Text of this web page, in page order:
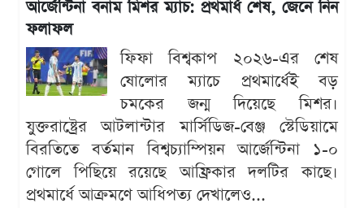
আর্জেন্টিনা বনাম মিশর ম্যাচ: প্রথমার্ধ শেষ, জেনে নিন
ফলাফল
ফিফা বিশ্বকাপ ২০২৬-এর শেষ
ষোলোর ম্যাচে প্রথমার্ধেই বড়
চমকের জন্ম দিয়েছে মিশর।
যুক্তরাষ্ট্রের আটলান্টার মার্সিডিজ-বেঞ্জ স্টেডিয়ামে
বিরতিতে বর্তমান বিশ্বচ্যাম্পিয়ন আর্জেন্টিনা ১-০
গোলে পিছিয়ে রয়েছে আফ্রিকার দলটির কাছে।
প্রথমার্ধে আক্রমণে আধিপত্য দেখালেও...